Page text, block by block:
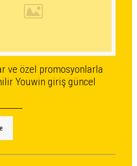
ve özel promosyonlarla
Youwin giriş güncel